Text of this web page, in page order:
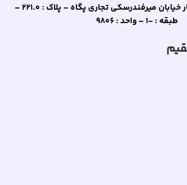
اصفهان محله باغ نگار خیابان میرفندرسکی تجاری پگاه – پلاک : 221.0 –
طبقه : -1 – واحد : 9806